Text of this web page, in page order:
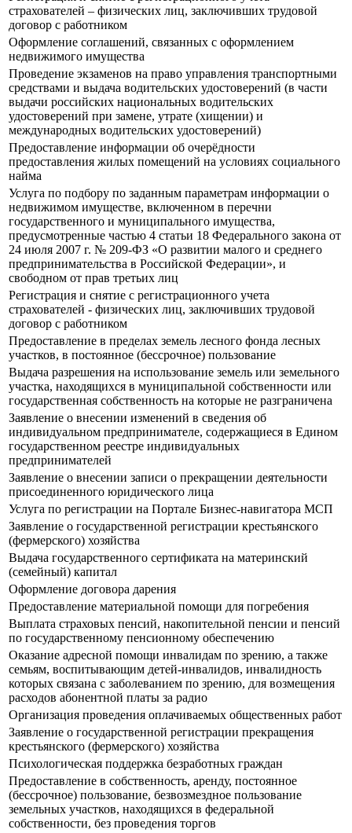
страхователей – физических лиц, заключивших трудовой
договор с работником
Оформление соглашений, связанных с оформлением
недвижимого имущества
Проведение экзаменов на право управления транспортными
средствами и выдача водительских удостоверений (в части
выдачи российских национальных водительских
удостоверений при замене, утрате (хищении) и
международных водительских удостоверений)
Предоставление информации об очерёдности
предоставления жилых помещений на условиях социального
найма
Услуга по подбору по заданным параметрам информации о
недвижимом имуществе, включенном в перечни
государственного и муниципального имущества,
предусмотренные частью 4 статьи 18 Федерального закона от
24 июля 2007 г. № 209-ФЗ «О развитии малого и среднего
предпринимательства в Российской Федерации», и
свободном от прав третьих лиц
Регистрация и снятие с регистрационного учета
страхователей - физических лиц, заключивших трудовой
договор с работником
Предоставление в пределах земель лесного фонда лесных
участков, в постоянное (бессрочное) пользование
Выдача разрешения на использование земель или земельного
участка, находящихся в муниципальной собственности или
государственная собственность на которые не разграничена
Заявление о внесении изменений в сведения об
индивидуальном предпринимателе, содержащиеся в Едином
государственном реестре индивидуальных
предпринимателей
Заявление о внесении записи о прекращении деятельности
присоединенного юридического лица
Услуга по регистрации на Портале Бизнес-навигатора МСП
Заявление о государственной регистрации крестьянского
(фермерского) хозяйства
Выдача государственного сертификата на материнский
(семейный) капитал
Оформление договора дарения
Предоставление материальной помощи для погребения
Выплата страховых пенсий, накопительной пенсии и пенсий
по государственному пенсионному обеспечению
Оказание адресной помощи инвалидам по зрению, а также
семьям, воспитывающим детей-инвалидов, инвалидность
которых связана с заболеванием по зрению, для возмещения
расходов абонентной платы за радио
Организация проведения оплачиваемых общественных работ
Заявление о государственной регистрации прекращения
крестьянского (фермерского) хозяйства
Психологическая поддержка безработных граждан
Предоставление в собственность, аренду, постоянное
(бессрочное) пользование, безвозмездное пользование
земельных участков, находящихся в федеральной
собственности, без проведения торгов